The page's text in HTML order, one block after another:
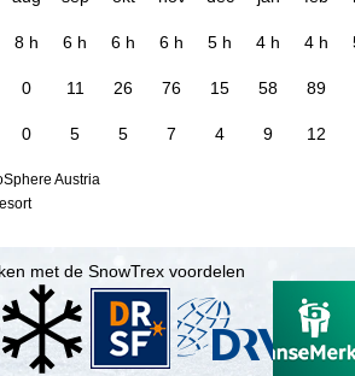
8 h 6 h 6 h 6 h 5 h 4 h 4 h
0 11 26 76 15 58 89
0 5 5 7 4 9 12
Austria
met de SnowTrex voordelen